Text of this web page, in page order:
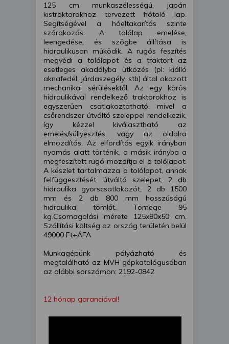
125 cm munkaszélességű, japán
kistraktorokhoz tervezett hótoló lap.
Segítségével a hóeltakarítás szinte
szórakozás. A tolólap emelése,
leengedése, és szögbe állítása is
hidraulikusan működik. A rugós feszítés
megvédi a tolólapot és a traktort az
esetleges akadályba ütközés (pl: kiálló
aknafedél, járdaszegély, stb) által okozott
mechanikai sérülésektől. Az egy körös
hidraulikával rendelkező traktorokhoz is
egyszerűen csatlakoztatható, mivel a
csőrendszer útváltó szeleppel rendelkezik,
így kézzel kiválasztható az
emelés/süllyesztés, vagy az oldalra
elmozdítás. Az elfordítás egyik irányban
nyomás alatt történik, a másik irányba a
megfeszített rugó mozdítja el a tolólapot.
A készlet tartalmazza a tolólapot, annak
felfüggesztését, útváltó szelepet, 2 db
hidraulika gyorscsatlakozót, 2 db 1500
mm és 2 db 800 mm hosszúságú
hidraulika tömlőt. Tömege 95
kg.Csomagolási mérete 125x80x50 cm.
Szállítási költség az ország területén belül
49000 Ft+ÁFA
Munkagépünk pályázható és
megtalálható az MVH gépkatalógusában
az alábbi sorszámon: 2192-0842
12 hónap garanciával!